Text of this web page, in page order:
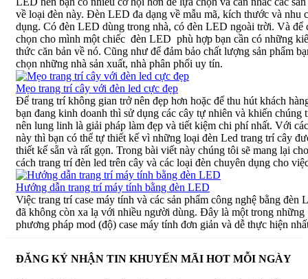
về loại đèn này. Đèn LED đa dạng về mẫu mã, kích thước và nhu
dụng. Có đèn LED dùng trong nhà, có đèn LED ngoài trời. Và để
chọn cho mình một chiếc đèn LED phù hợp bạn cần có những
thức căn bản về nó. Cũng như để đảm bảo chất lượng sản phẩm
chọn những nhà sản xuất, nhà phân phối uy tín.
Mẹo trang trí cây với đèn led cực đẹp
Để trang trí không gian trở nên đẹp hơn hoặc để thu hút khách
bạn đang kinh doanh thì sử dụng các cây tự nhiên và khiến chúng
nên lung linh là giải pháp làm đẹp và tiết kiệm chi phí nhất. Với
này thì bạn có thể tự thiết kế vì những loại đèn Led trang trí cây
thiết kế sẵn và rất gọn. Trong bài viết này chúng tôi sẽ mang lại
cách trang trí đèn led trên cây và các loại đèn chuyên dụng cho
Hướng dẫn trang trí máy tính bằng đèn LED
Việc trang trí case máy tính và các sản phẩm công nghệ bằng đèn
đã không còn xa lạ với nhiều người dùng. Đây là một trong những
phương pháp mod (độ) case máy tính đơn giản và dễ thực hiện
ĐĂNG KÝ NHẬN TIN KHUYẾN MÃI HOT MỖI NGÀY